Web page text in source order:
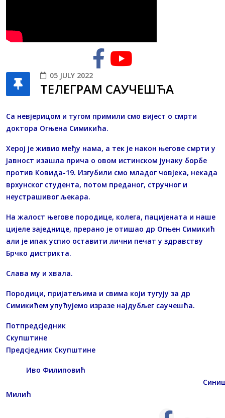
05 JULY 2022
ТЕЛЕГРАМ САУЧЕШЋА
Са невјерицом и тугом примили смо вијест о смрти
доктора Огњена Симикића.
Херој је живио међу нама, а тек је након његове смрти у
јавност изашла прича о овом истинском јунаку борбе
против Ковида-19. Изгубили смо младог човјека, некада
врхунског студента, потом преданог, стручног и
неустрашивог љекара.
На жалост његове породице, колега, пацијената и наше
цијеле заједнице, прерано је отишао др Огњен Симикић
али је ипак успио оставити лични печат у здравству
Брчко дистрикта.
Слава му и хвала.
Породици, пријатељима и свима који тугују за др
Симикићем упућујемо изразе најдубљег саучешћа.
Потпредсједник
Скупштине
Предсједник Скупштине
Иво Филиповић
Милић